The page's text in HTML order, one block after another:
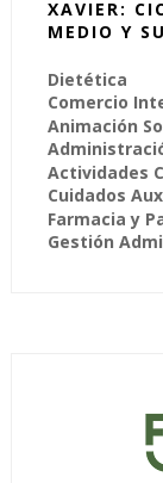
XAVIER:
MEDIO Y
Dietética
Comercio
Animación
Actividades
Cuidados
Farmacia y
Gestión